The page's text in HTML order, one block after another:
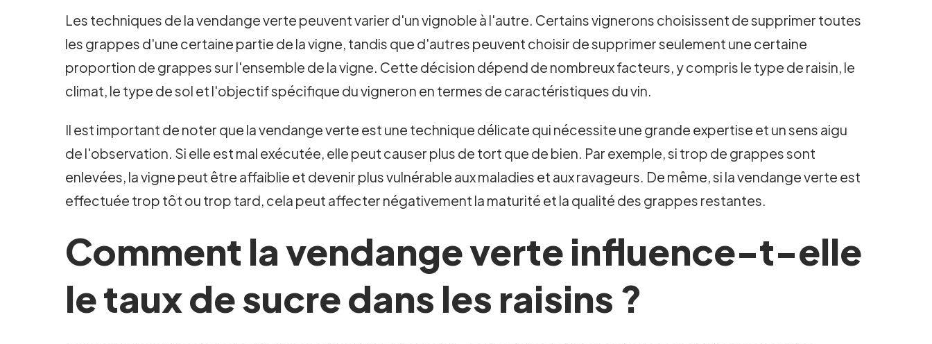
Les techniques de la vendange verte peuvent varier d'un vignoble à l'autre. Certains vignerons choisissent de supprimer toutes
les grappes d'une certaine partie de la vigne, tandis que d'autres peuvent choisir de supprimer seulement une certaine
proportion de grappes sur l'ensemble de la vigne. Cette décision dépend de nombreux facteurs, y compris le type de raisin, le
climat, le type de sol et l'objectif spécifique du vigneron en termes de caractéristiques du vin.
Il est important de noter que la vendange verte est une technique délicate qui nécessite une grande expertise et un sens aigu
de l'observation. Si elle est mal exécutée, elle peut causer plus de tort que de bien. Par exemple, si trop de grappes sont
enlevées, la vigne peut être affaiblie et devenir plus vulnérable aux maladies et aux ravageurs. De même, si la vendange verte est
effectuée trop tôt ou trop tard, cela peut affecter négativement la maturité et la qualité des grappes restantes.
Comment la vendange verte influence-t-elle
le taux de sucre dans les raisins ?